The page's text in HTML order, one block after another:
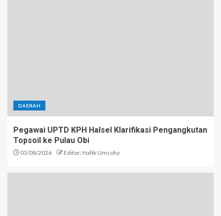
DAERAH
Pegawai UPTD KPH Halsel Klarifikasi Pengangkutan
Topsoil ke Pulau Obi
03/08/2026 Editor: Hafik Umsohy